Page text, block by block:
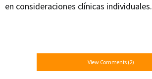
en consideraciones clínicas individuales.
View Comments (2)